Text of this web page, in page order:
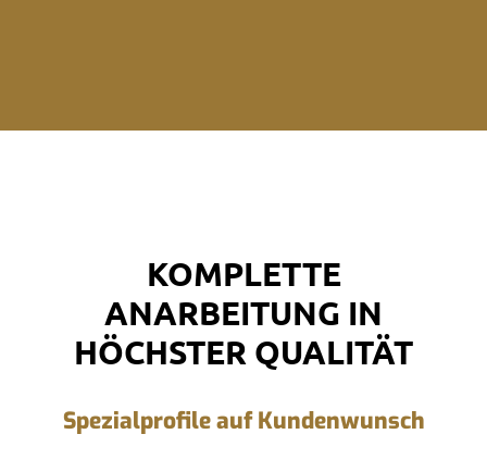
KOMPLETTE
ANARBEITUNG IN
HÖCHSTER QUALITÄT
Spezialprofile auf Kundenwunsch